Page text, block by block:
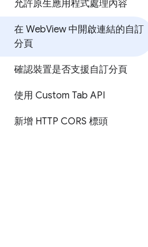
允許原生應用程式處理內容
在 WebView 中開啟連結的自訂
分頁
確認裝置是否支援自訂分頁
使用 Custom Tab API
新增 HTTP CORS 標頭